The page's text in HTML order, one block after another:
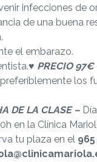
infecciones de
de una buena
el embarazo.
♥ PRECIO 97€
los
DE LA CLASE –
en la Clínica
tu plaza en el